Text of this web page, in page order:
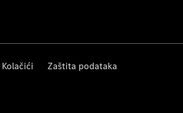
Kolačići Zaštita podataka